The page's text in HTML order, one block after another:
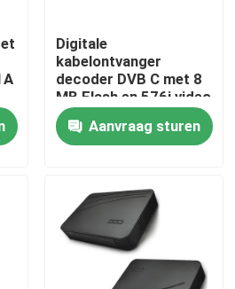
Doos van DVBC
Digitale
kabelontvanger
decoder DVB C met 8
MB Flash en 576i video
resolutie
Aanvraag sturen